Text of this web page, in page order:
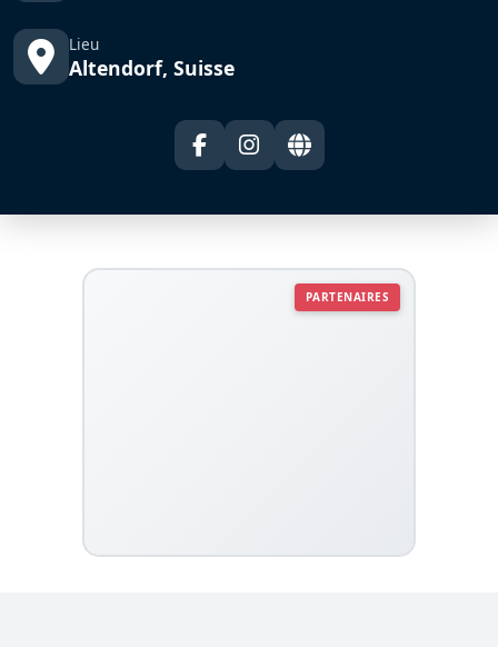
Lieu
Altendorf, Suisse
PARTENAIRES